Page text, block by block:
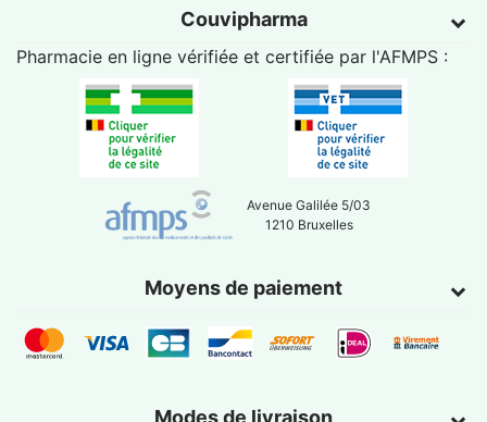
Couvipharma
Pharmacie en ligne vérifiée et certifiée par l'AFMPS :
Avenue Galilée 5/03
1210 Bruxelles
Moyens de paiement
Modes de livraison